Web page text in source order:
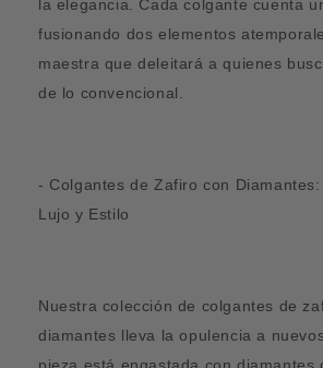
la elegancia. Cada colgante cuenta
fusionando dos elementos
maestra que deleitará a quienes
de lo convencional.
- Colgantes de Zafiro con
Lujo y Estilo
Nuestra colección de colgantes de
diamantes lleva la opulencia a
pieza está engastada con diamantes